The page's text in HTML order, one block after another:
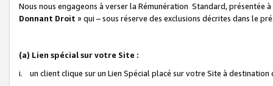
Nous nous engageons à verser la Rémunération Standard, présentée
Donnant Droit » qui – sous réserve des exclusions décrites dans le
(a) Lien spécial sur votre Site :
i. un client clique sur un Lien Spécial placé sur votre Site à destination